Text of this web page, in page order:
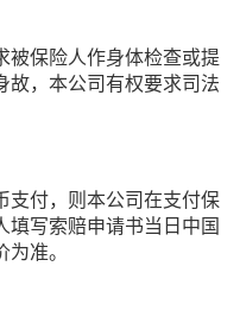
被保险人作身体检查或提
故，本公司有权要求司法
支付，则本公司在支付保
填写索赔申请书当日中国
准。